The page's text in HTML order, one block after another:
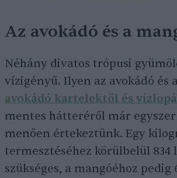
Az avokádó és a
Néhány divatos trópusi
vízigényű. Ilyen az avokádó és
avokádó kartelektől és
mentes hátteréről már
menően értekeztünk. Egy
termesztéséhez körülbelül 834
szükséges, a mangóéhoz pedig